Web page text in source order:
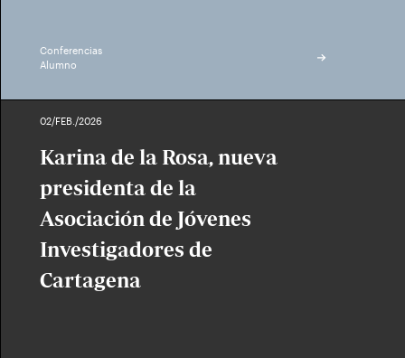
Conferencias
Alumno
02/FEB./2026
Karina de la Rosa, nueva
presidenta de la
Asociación de Jóvenes
Investigadores de
Cartagena